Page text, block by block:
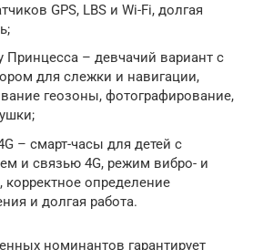
GPS, LBS и Wi-Fi, долгая
Принцесса – девчачий вариант с
для слежки и навигации,
геозоны, фотографирование,
– смарт-часы для детей с
и связью 4G, режим вибро- и
корректное определение
и долгая работа.
номинантов гарантирует